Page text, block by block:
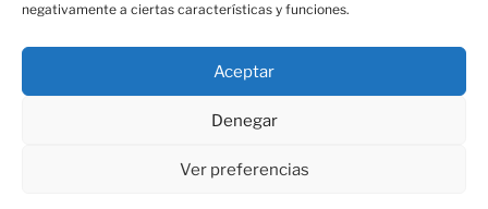
negativamente a ciertas características y funciones.
Aceptar
Denegar
Ver preferencias
fundacion@magtel.es
Parque Empresarial Las Quemadas
C/Gabriel Ramos Bejarano, 114
14014 Córdoba